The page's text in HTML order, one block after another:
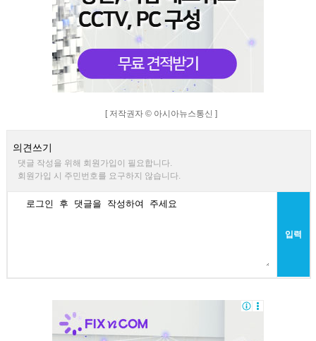
[ 저작권자 © 아시아뉴스통신 ]
의견쓰기
댓글 작성을 위해 회원가입이 필요합니다.
회원가입 시 주민번호를 요구하지 않습니다.
입력